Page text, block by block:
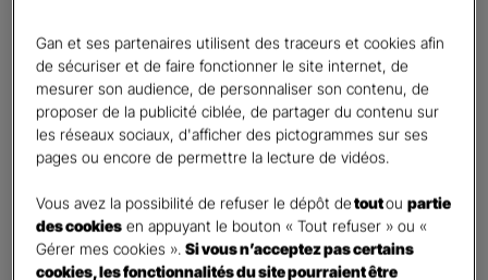
Activité*
Indiquez l'activité professionnelle de votre entreprise
Chiffre d'affaires annuel
Nombre de caractères restants :9 caractères restants
Indiquez un montant annuel en euro, même approximatif.
La limite est de 9 caractères. Caractères restants : 9.
Gan et ses partenaires utilisent des traceurs et cookies afin
de sécuriser et de faire fonctionner le site internet, de
mesurer son audience, de personnaliser son contenu, de
proposer de la publicité ciblée, de partager du contenu sur
les réseaux sociaux, d'afficher des pictogrammes sur ses
pages ou encore de permettre la lecture de vidéos.
Vous avez la possibilité de refuser le dépôt detoutoupartie
des cookies en appuyant le bouton « Tout refuser » ou «
Gérer mes cookies ».Si vous n’acceptez pas certains
cookies, les fonctionnalités du site pourraient être